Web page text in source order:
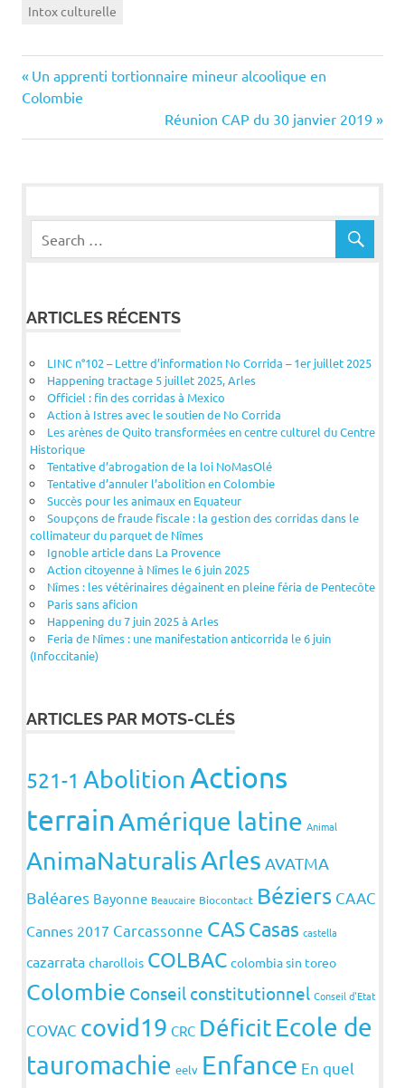
Intox culturelle
Navigation
Previous
Post:
Un apprenti tortionnaire mineur alcoolique en
Colombie
Next
Post:
Réunion CAP du 30 janvier 2019
ARTICLES RÉCENTS
LINC n°102 – Lettre d’information No Corrida – 1er juillet 2025
Happening tractage 5 juillet 2025, Arles
Officiel : fin des corridas à Mexico
Action à Istres avec le soutien de No Corrida
Les arènes de Quito transformées en centre culturel du Centre
Historique
Tentative d’abrogation de la loi NoMasOlé
Tentative d’annuler l’abolition en Colombie
Succès pour les animaux en Equateur
Soupçons de fraude fiscale : la gestion des corridas dans le
collimateur du parquet de Nîmes
Ignoble article dans La Provence
Action citoyenne à Nîmes le 6 juin 2025
Nîmes : les vétérinaires dégainent en pleine féria de Pentecôte
Paris sans aficion
Happening du 7 juin 2025 à Arles
Feria de Nîmes : une manifestation anticorrida le 6 juin
(Infoccitanie)
ARTICLES PAR MOTS-CLÉS
521-1 AbolitionActions
terrainAmérique latine Animal
AnimaNaturalisArles AVATMA
Baléares Bayonne Beaucaire Biocontact Béziers CAAC
Cannes 2017 Carcassonne CASCasas castella
cazarrata charollois COLBAC colombia sin toreo
Colombie Conseil constitutionnel Conseil d'Etat
COVAC covid19 CRC DéficitEcole de
tauromachie eelv Enfance En quel